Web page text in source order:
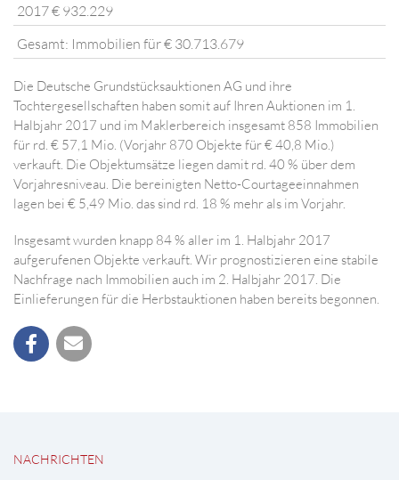
2017 € 932.229
Gesamt: Immobilien für € 30.713.679
Die Deutsche Grundstücksauktionen AG und ihre
Tochtergesellschaften haben somit auf Ihren Auktionen im 1.
Halbjahr 2017 und im Maklerbereich insgesamt 858 Immobilien
für rd. € 57,1 Mio. (Vorjahr 870 Objekte für € 40,8 Mio.)
verkauft. Die Objektumsätze liegen damit rd. 40 % über dem
Vorjahresniveau. Die bereinigten Netto-Courtageeinnahmen
lagen bei € 5,49 Mio. das sind rd. 18 % mehr als im Vorjahr.
Insgesamt wurden knapp 84 % aller im 1. Halbjahr 2017
aufgerufenen Objekte verkauft. Wir prognostizieren eine stabile
Nachfrage nach Immobilien auch im 2. Halbjahr 2017. Die
Einlieferungen für die Herbstauktionen haben bereits begonnen.
NACHRICHTEN